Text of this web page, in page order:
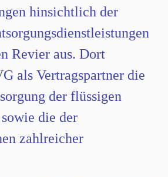
hinsichtlich der
Revier aus. Dort
als Vertragspartner die
der flüssigen
die der
zahlreicher